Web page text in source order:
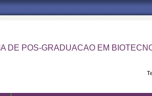
DE POS-GRADUACAO EM